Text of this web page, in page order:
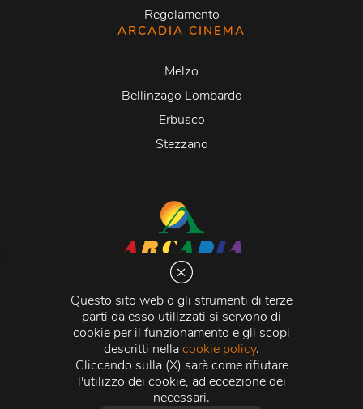
Questo sito web o gli strumenti di terze
parti da esso utilizzati si servono di
cookie per il funzionamento e gli scopi
descritti nellacookie policy.
Cliccando sulla (X) sarà come rifiutare
l'utilizzo dei cookie, ad eccezione dei
necessari.
Regolamento
ARCADIA CINEMA
Melzo
Bellinzago Lombardo
Erbusco
Stezzano
Via Martiri della Libertà 20066 Melzo (MI)
C.C.I.A.A. - R.E.A di Milano n. 1427910
Registro delle Imprese di Milano n. 338392 -
Fiscale e Partita Iva11015840157 | Capitale Sociale
500.000,00 i.v.
Credits:Crea Informatica S.r.l. 2026 © Tutti i diritti
riservati.